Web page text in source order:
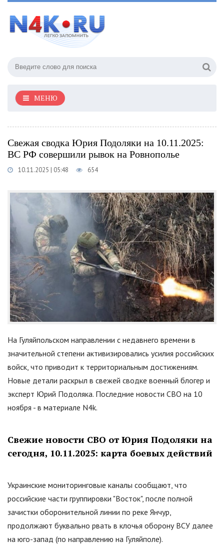
МЕНЮ
Свежая сводка Юрия Подоляки на 10.11.2025:
ВС РФ совершили рывок на Ровнополье
10.11.2025 | 05:48 654
На Гуляйпольском направлении с недавнего времени в
значительной степени активизировались усилия российских
войск, что приводит к территориальным достижениям.
Новые детали раскрыл в свежей сводке военный блогер и
эксперт Юрий Подоляка. Последние новости СВО на 10
ноября - в материале N4k.
Свежие новости СВО от Юрия Подоляки на
сегодня, 10.11.2025: карта боевых действий
Украинские мониторинговые каналы сообщают, что
российские части группировки "Восток", после полной
зачистки оборонительной линии по реке Янчур,
продолжают буквально рвать в клочья оборону ВСУ далее
на юго-запад (по направлению на Гуляйполе).